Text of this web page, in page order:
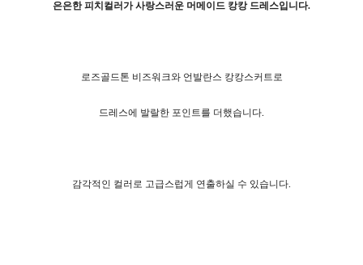
은은한 피치컬러가 사랑스러운 머메이드 캉캉 드레스입니다.
로즈골드톤 비즈워크와 언발란스 캉캉스커트로
드레스에 발랄한 포인트를 더했습니다.
감각적인 컬러로 고급스럽게 연출하실 수 있습니다.